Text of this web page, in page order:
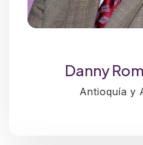
Danny
Antioquía y